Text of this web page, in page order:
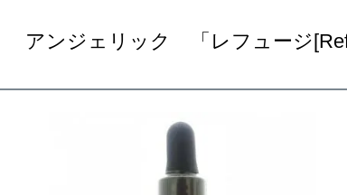
アンジェリック 「レフュージ